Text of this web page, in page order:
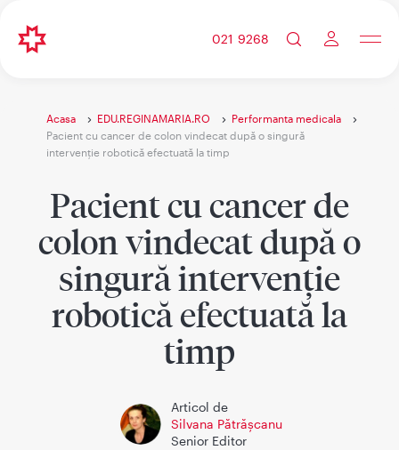
021 9268
Acasa EDU.REGINAMARIA.RO
Performanta medicala
Pacient cu cancer de colon vindecat după o singură
intervenție robotică efectuată la timp
Pacient cu cancer de
colon vindecat după o
singură intervenție
robotică efectuată la
timp
Articol de
Silvana Pătrăşcanu
Senior Editor